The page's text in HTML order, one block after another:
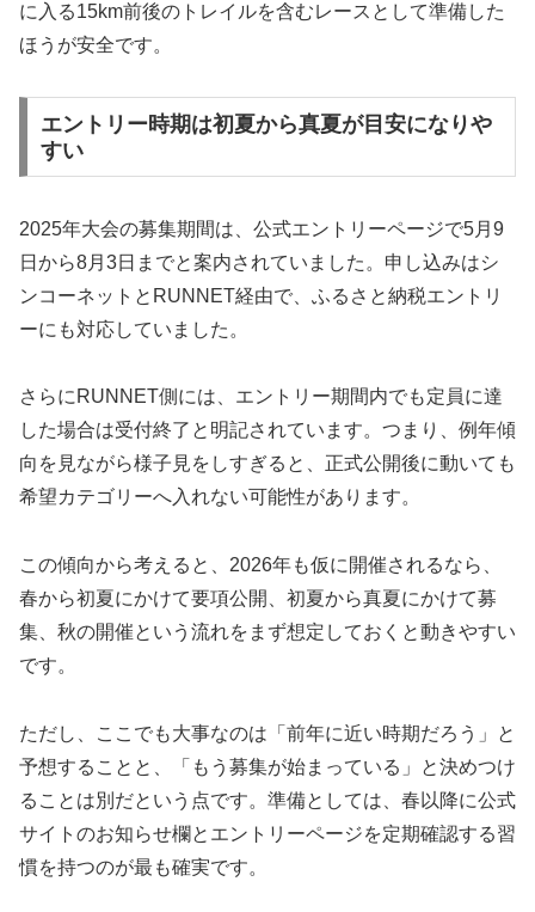
に入る15km前後のトレイルを含むレースとして準備した
ほうが安全です。
エントリー時期は初夏から真夏が目安になりや
すい
2025年大会の募集期間は、公式エントリーページで5月9
日から8月3日までと案内されていました。申し込みはシ
ンコーネットとRUNNET経由で、ふるさと納税エントリ
ーにも対応していました。
さらにRUNNET側には、エントリー期間内でも定員に達
した場合は受付終了と明記されています。つまり、例年傾
向を見ながら様子見をしすぎると、正式公開後に動いても
希望カテゴリーへ入れない可能性があります。
この傾向から考えると、2026年も仮に開催されるなら、
春から初夏にかけて要項公開、初夏から真夏にかけて募
集、秋の開催という流れをまず想定しておくと動きやすい
です。
ただし、ここでも大事なのは「前年に近い時期だろう」と
予想することと、「もう募集が始まっている」と決めつけ
ることは別だという点です。準備としては、春以降に公式
サイトのお知らせ欄とエントリーページを定期確認する習
慣を持つのが最も確実です。